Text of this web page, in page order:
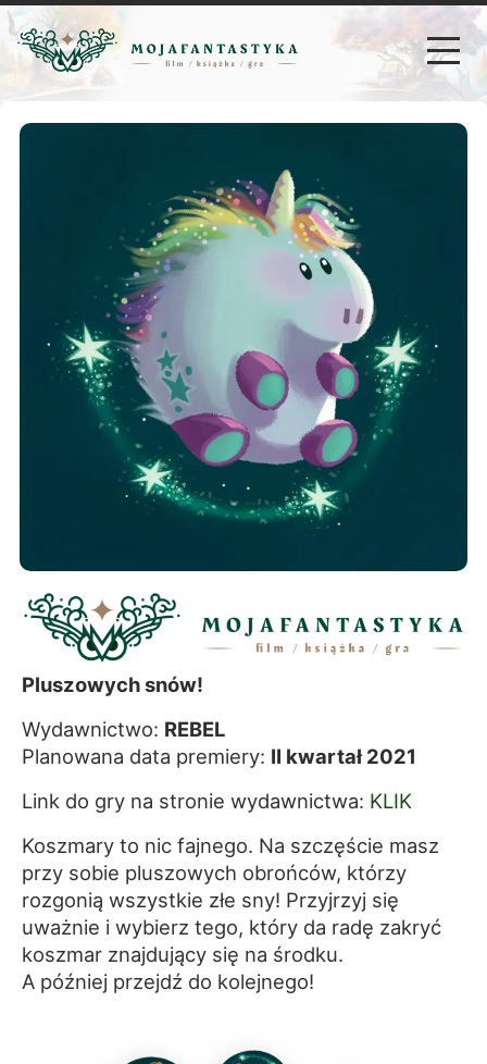
Pluszowych snów!
Wydawnictwo: REBEL
Planowana data premiery: II kwartał 2021
Link do gry na stronie wydawnictwa: KLIK
Koszmary to nic fajnego. Na szczęście masz
przy sobie pluszowych obrońców, którzy
rozgonią wszystkie złe sny! Przyjrzyj się
uważnie i wybierz tego, który da radę zakryć
koszmar znajdujący się na środku.
A później przejdź do kolejnego!